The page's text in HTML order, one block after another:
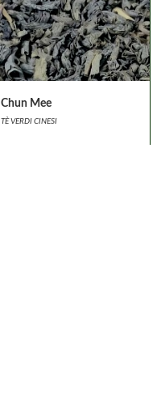
Chun Mee
TÈ VERDI CINESI